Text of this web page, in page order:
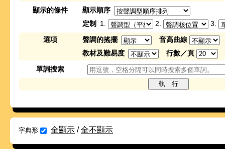
顯示的條件
顯示順序
定制
1. 2.
3.
選項
聲調的搖擺
音高曲線
教材及難易度
行數／頁
單詞搜索
字典形 全顯示 /全不顯示